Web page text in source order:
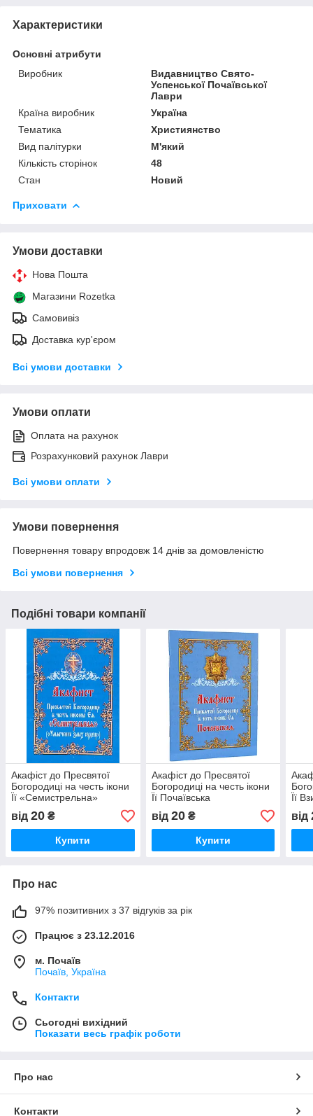
Характеристики
Основні атрибути
Виробник
Видавництво Свято-
Успенської Почаївської
Лаври
Країна виробник
Україна
Тематика
Християнство
Вид палітурки
М'який
Кількість сторінок
48
Стан
Новий
Приховати
Умови доставки
Нова Пошта
Магазини Rozetka
Самовивіз
Доставка кур'єром
Всі умови доставки
Умови оплати
Оплата на рахунок
Розрахунковий рахунок Лаври
Всі умови оплати
Умови повернення
Повернення товару впродовж 14 днів за домовленістю
Всі умови повернення
Подібні товари компанії
Акафіст до Пресвятої
Богородиці на честь ікони
Її «Семистрельна»
(«Пом'якшення злих
сердець»)
від 20 ₴
Купити
Акафіст до Пресвятої
Богородиці на честь ікони
Її Почаївська
від 20₴
Купити
Її
від
Про нас
97% позитивних з 37 відгуків за рік
Працює з 23.12.2016
м. Почаїв
Почаїв, Україна
Контакти
Сьогодні вихідний
Показати весь графік роботи
Про нас
Контакти